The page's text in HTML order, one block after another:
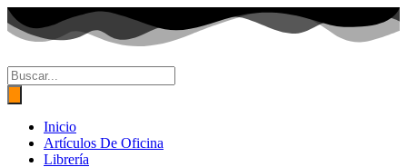
Ir
al
contenido
Búsqueda
de
productos
Inicio
Artículos De Oficina
Librería